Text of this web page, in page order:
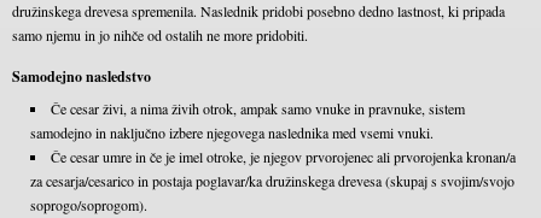
družinskega drevesa spremenila. Naslednik pridobi posebno dedno lastnost, ki pripada
samo njemu in jo nihče od ostalih ne more pridobiti.
Samodejno nasledstvo
Če cesar živi, a nima živih otrok, ampak samo vnuke in pravnuke, sistem
samodejno in naključno izbere njegovega naslednika med vsemi vnuki.
Če cesar umre in če je imel otroke, je njegov prvorojenec ali prvorojenka kronan/а
za cesarja/cesarico in postaja poglavar/ka družinskega drevesa (skupaj s svojim/svojo
soprogo/soprogom).